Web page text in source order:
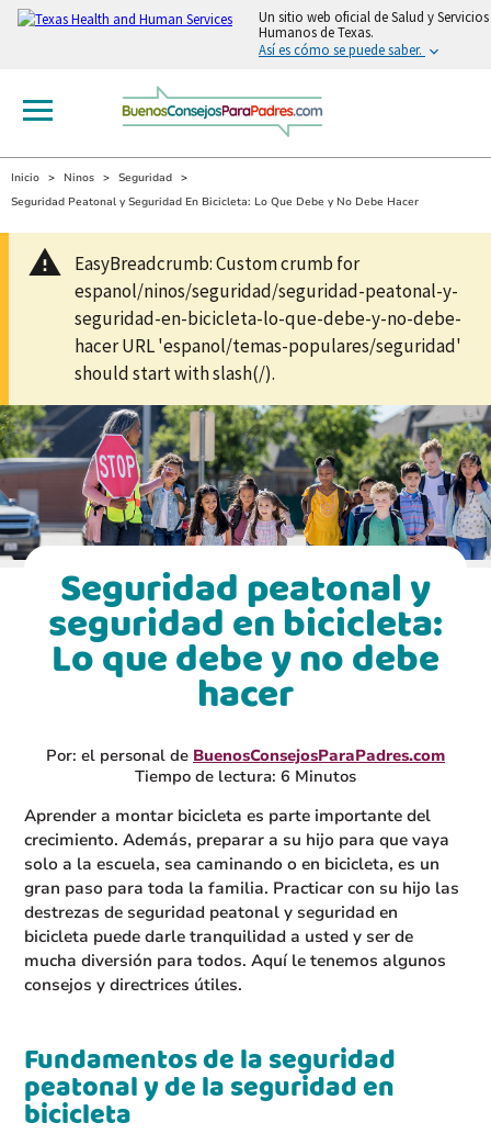
Un sitio web oficial de Salud y Servicios
Humanos de Texas.
Así es cómo se puede saber.
Inicio Ninos
Seguridad
Seguridad Peatonal y Seguridad En Bicicleta: Lo Que Debe y No Debe Hacer
EasyBreadcrumb: Custom crumb for
espanol/ninos/seguridad/seguridad-peatonal-y-
seguridad-en-bicicleta-lo-que-debe-y-no-debe-
hacer URL 'espanol/temas-populares/seguridad'
should start with slash(/).
Seguridad peatonal y
seguridad en bicicleta:
Lo que debe y no debe
hacer
Por: el personal de BuenosConsejosParaPadres.com
Tiempo de lectura: 6 Minutos
Aprender a montar bicicleta es parte importante del
crecimiento. Además, preparar a su hijo para que vaya
solo a la escuela, sea caminando o en bicicleta, es un
gran paso para toda la familia. Practicar con su hijo las
destrezas de seguridad peatonal y seguridad en
bicicleta puede darle tranquilidad a usted y ser de
mucha diversión para todos. Aquí le tenemos algunos
consejos y directrices útiles.
Fundamentos de la seguridad
peatonal y de la seguridad en
bicicleta